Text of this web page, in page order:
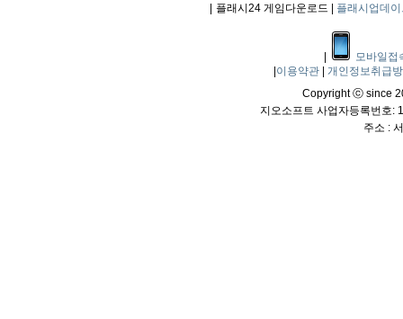
플래시24 게임다운로드 | 플래시업데이
모바일접
이용약관
개인정보취급
Copyright ⓒ since
지오소프트 사업자등록번호:
주소 :